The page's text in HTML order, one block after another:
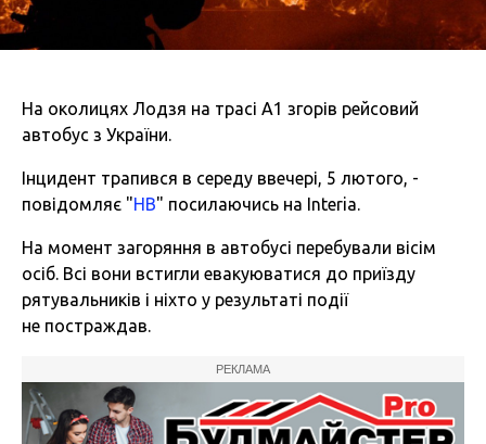
На околицях Лодзя на трасі А1 згорів рейсовий
автобус з України.
Інцидент трапився в середу ввечері, 5 лютого, -
повідомляє "НВ" посилаючись на Interia.
На момент загоряння в автобусі перебували вісім
осіб. Всі вони встигли евакуюватися до приїзду
рятувальників і ніхто у результаті події
не постраждав.
РЕКЛАМА